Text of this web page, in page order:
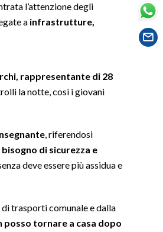
l’attenzione degli
a infrastrutture,
rappresentante di 28
la notte, così i giovani
, riferendosi
bisogno di sicurezza e
deve essere più assidua e
trasporti comunale e dalla
tornare a casa dopo